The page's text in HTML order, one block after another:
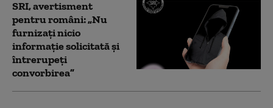
SRI, avertisment
pentru români: „Nu
furnizați nicio
informație solicitată și
întrerupeți
convorbirea”